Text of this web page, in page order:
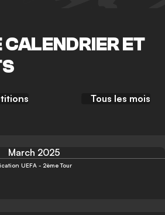
CALENDRIER ET
Tous les mois
March 2025
UEFA - 2ème Tour